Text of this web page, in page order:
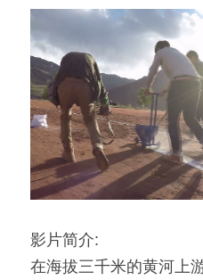
「乡村影像讲习所」
「乡土文化影像传习
红河普春村馆
「澜湄之眼」东南亚
「北门回望」现代遇
影片简介:
在海拔三千米的黄河上